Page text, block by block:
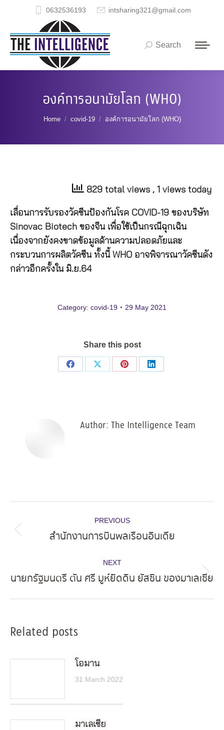
0632536193 intsharing321@gmail.com
Search:
Search
องค์การอนามัยโลก (WHO)
You are here:
Home covid-19 องค์การอนามัยโลก (WHO)
829 total views , 1 views today
เลื่อนการรับรองวัคซีนป้องกันโรค COVID-19 ของบริษัท
Sinovac Biotech ของจีน เพื่อใช้เป็นกรณีฉุกเฉิน
เนื่องจากยังคงขาดข้อมูลด้านความปลอดภัยและ
กระบวนการผลิตวัคซีน ทั้งนี้ WHO อาจพิจารณาวัคซีนดัง
กล่าวอีกครั้งใน มิ.ย.64
Category: covid-19 29 May 2021
Share this post
Share
Share
Share
Share
Author: The Intelligence Team
navigation
PREVIOUS
Previous
สำนักงานการบินพลเรือนอินเดีย
NEXT
Next
นายกรัฐมนตรี ตัน ศรี มูห์ยิดดิน ยัสซิน ของมาเลเซีย
Related posts
โอมาน
31 March 2022
มาเลเซีย